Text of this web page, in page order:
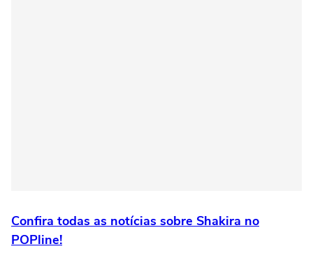
Confira todas as notícias sobre Shakira no
POPline!